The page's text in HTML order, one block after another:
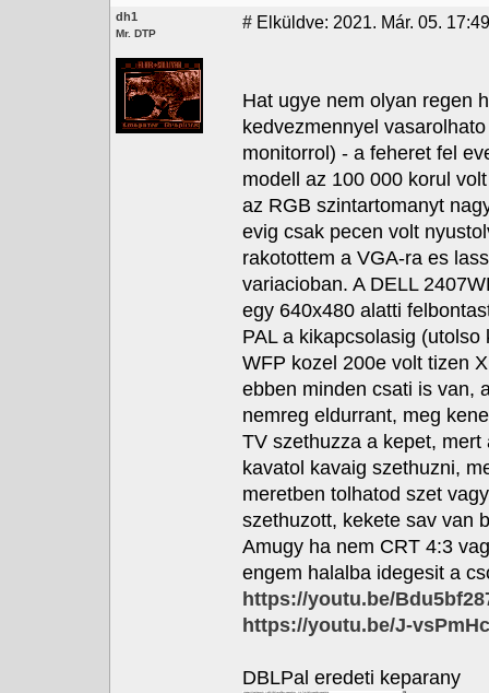
dh1
Mr. DTP
# Elküldve: 2021. Már. 05.
Hat ugye nem olyan regen
kedvezmennyel
monitorrol) - a feheret fel
modell az 100 000 korul
az RGB szintartomanyt
evig csak pecen volt
rakotottem a VGA-ra es
variacioban. A DELL
egy 640x480 alatti
PAL a kikapcsolasig
WFP kozel 200e volt tizen
ebben minden csati is van,
nemreg eldurrant, meg
TV szethuzza a kepet,
kavatol kavaig szethuzni,
meretben tolhatod szet
szethuzott, kekete sav van
Amugy ha nem CRT 4:3
engem halalba idegesit a
https://youtu.be/
https://youtu.be/J-
DBLPal eredeti keparany